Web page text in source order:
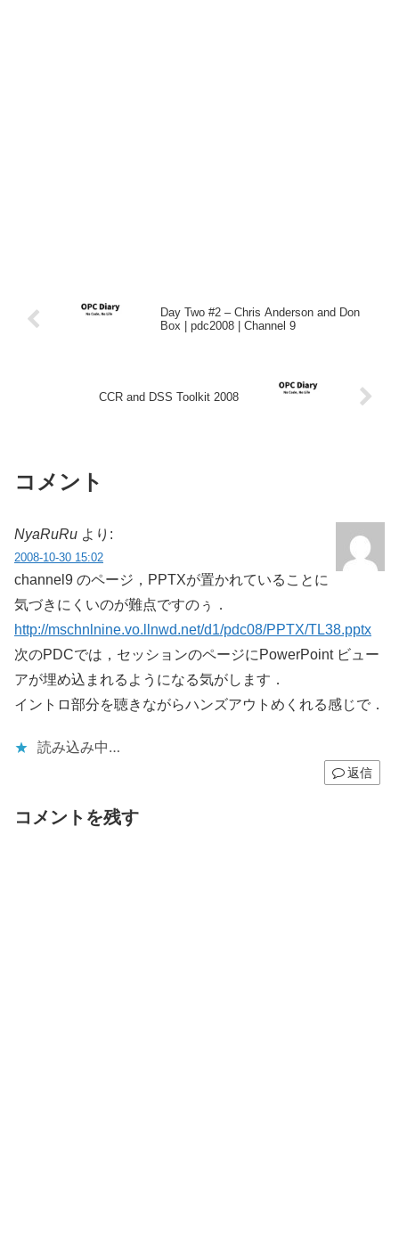
Day Two #2 – Chris Anderson and Don
Box | pdc2008 | Channel 9
CCR and DSS Toolkit 2008
コメント
NyaRuRu より:
2008-10-30 15:02
channel9 のページ，PPTXが置かれていることに
気づきにくいのが難点ですのぅ．
http://mschnlnine.vo.llnwd.net/d1/pdc08/PPTX/TL38.pptx
次のPDCでは，セッションのページにPowerPoint ビュー
アが埋め込まれるようになる気がします．
イントロ部分を聴きながらハンズアウトめくれる感じで．
読み込み中…
返信
コメントを残す